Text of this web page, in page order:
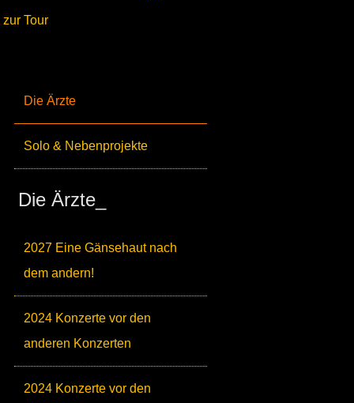
Die Ärzte
Solo & Nebenprojekte
Die Ärzte_
2027 Eine Gänsehaut nach
dem andern!
2024 Konzerte vor den
anderen Konzerten
2024 Konzerte vor den
zur Tour